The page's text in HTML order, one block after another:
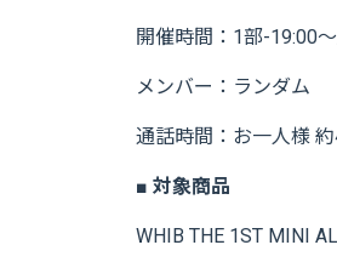
開催時間：1部-19:00
メンバー：ランダム
通話時間：お一人様
■ 対象商品
WHIB THE 1ST MINI